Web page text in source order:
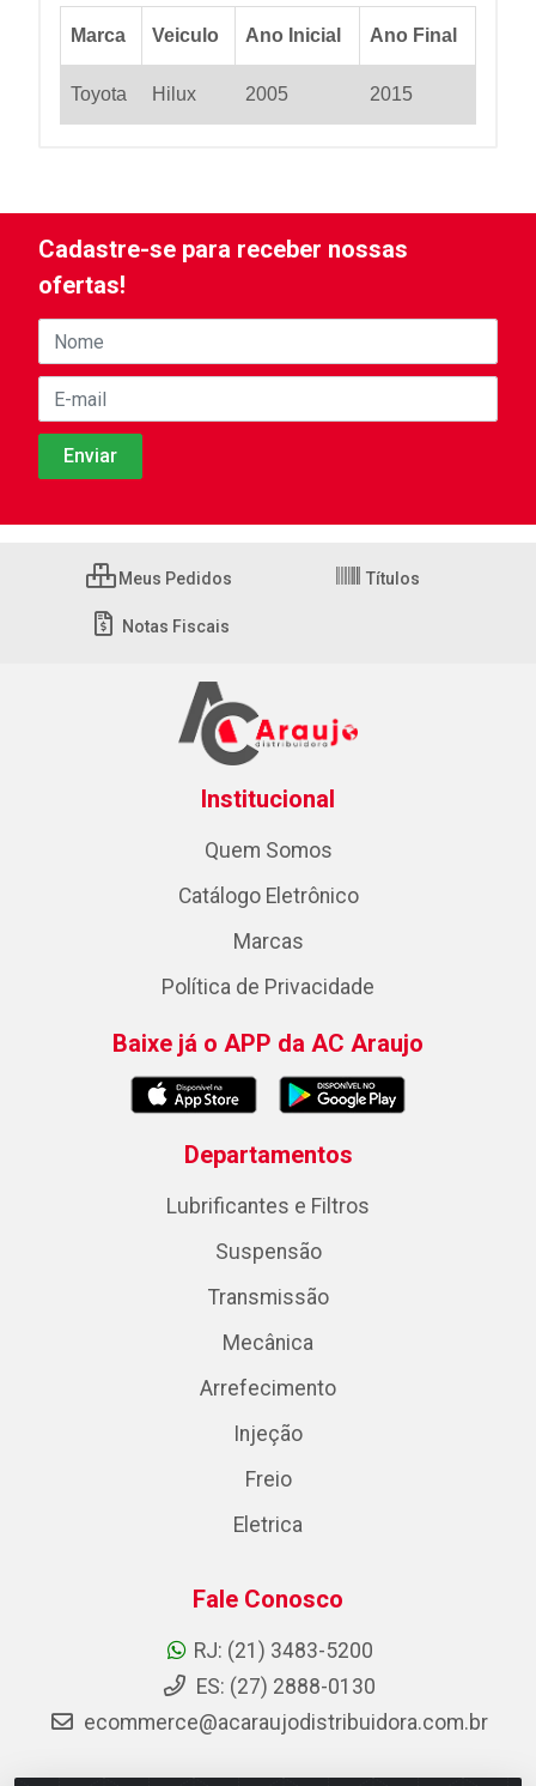
Marca Veiculo Ano Inicial Ano Final
Toyota Hilux 2005 2015
Cadastre-se para receber nossas
ofertas!
Meus Pedidos Títulos
Notas Fiscais
Institucional
Quem Somos
Catálogo Eletrônico
Marcas
Política de Privacidade
Baixe já o APP da AC Araujo
Departamentos
Lubrificantes e Filtros
Suspensão
Transmissão
Mecânica
Arrefecimento
Injeção
Freio
Eletrica
Fale Conosco
RJ: (21) 3483-5200
ES: (27) 2888-0130
ecommerce@acaraujodistribuidora.com.br